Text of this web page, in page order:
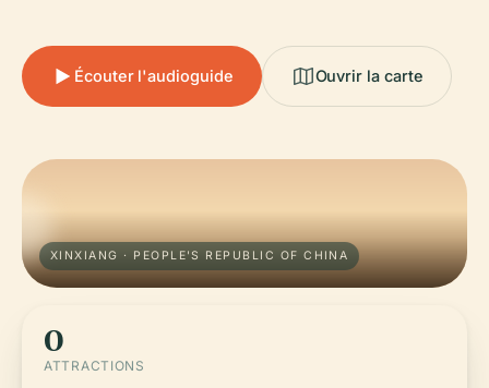
Écouter l'audioguide Ouvrir la carte
XINXIANG · PEOPLE'S REPUBLIC OF CHINA
0
ATTRACTIONS